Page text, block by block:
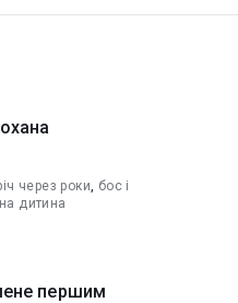
через роки, бос і
дитина
першим